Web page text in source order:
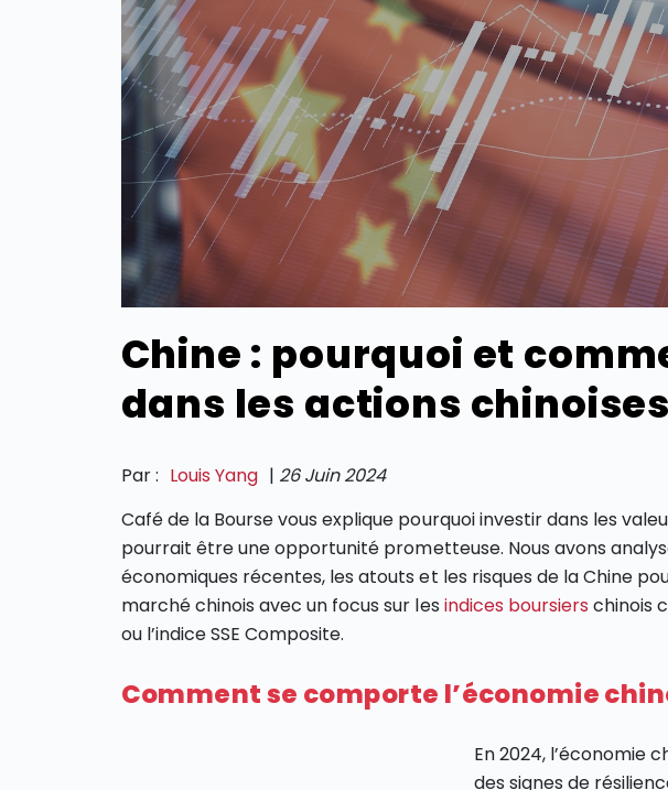
Chine : pourquoi et
dans les actions chinoises
Par : Louis Yang | 26 Juin 2024
Café de la Bourse vous explique pourquoi investir dans les
pourrait être une opportunité prometteuse. Nous avons
économiques récentes, les atouts et les risques de la Chine
marché chinois avec un focus sur les indices boursiers chinois
ou l’indice SSE Composite.
Comment se comporte l’économie
En 2024, l’économie
des signes de